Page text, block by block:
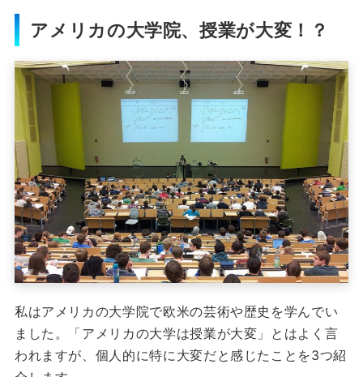
アメリカの大学院、授業が大変！？
私はアメリカの大学院で欧米の芸術や歴史を学んでい
ました。
「アメリカの大学は授業が大変」とはよく言
われますが、個人的に特に大変だと感じたことを3つ紹